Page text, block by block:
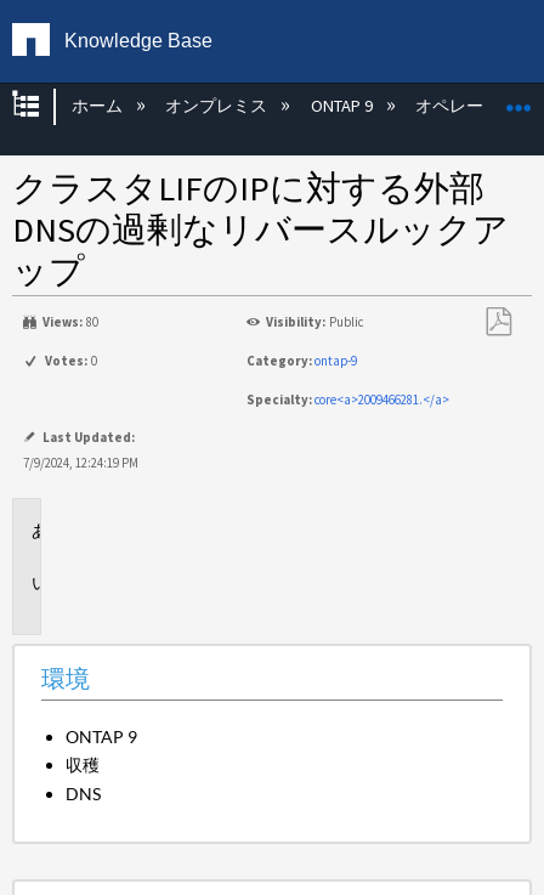
Knowledge Base
グローバル階層を展開/折りたたむ
ホーム オンプレミス ONTAP 9 オペレーティン
クラスタLIFのIPに対する外部
DNSの過剰なリバースルックア
ップ
Views: 80 Visibility: Public
Votes: 0 Category:ontap-9
Specialty:core<a>2009466281.</a>
Last Updated:
7/9/2024, 12:24:19 PM
環境
ONTAP 9
収穫
DNS